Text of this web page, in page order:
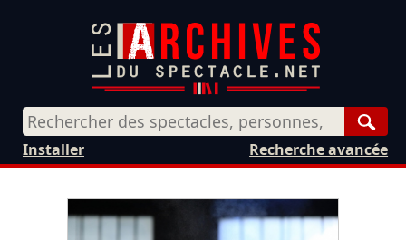
Recherche avancée
Installer